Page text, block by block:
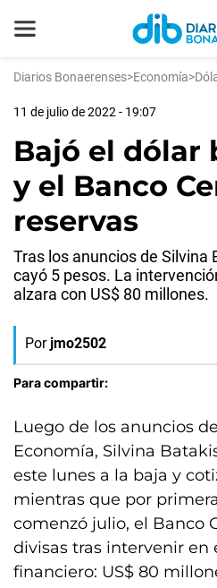
Diarios Bonaerenses>Economía>
11 de julio de 2022 - 19:07
Bajó el dólar
y el Banco
reservas
Tras los anuncios de Silvina
cayó 5 pesos. La
alzara con US$ 80 millones.
Por jmo2502
Para compartir:
Luego de los anuncios
Economía, Silvina
este lunes a la baja y
mientras que por
comenzó julio, el Banco
divisas tras intervenir en
financiero: US$ 80